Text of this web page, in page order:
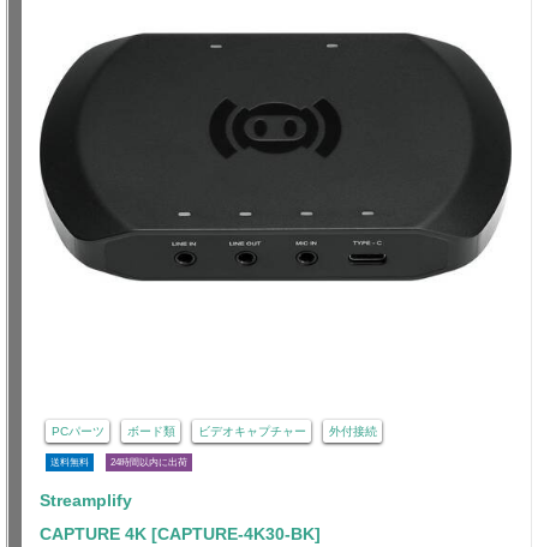
PCパーツ ボード類 ビデオキャプチャー 外付接続
送料無料 24時間以内に出荷
Streamplify
CAPTURE 4K [CAPTURE-4K30-BK]